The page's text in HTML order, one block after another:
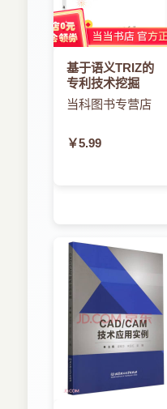
基于语义TRIZ的
专利技术挖掘
当科图书专营店
￥5.99